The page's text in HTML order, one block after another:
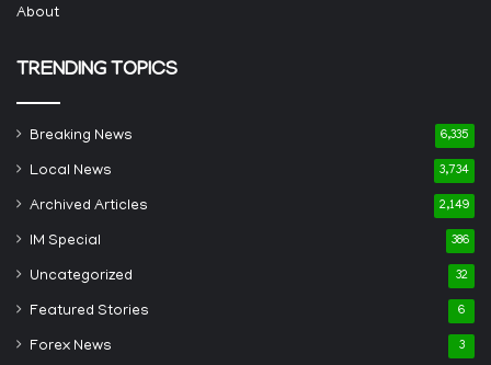
About
TRENDING TOPICS
Breaking News 6,335
Local News 3,734
Archived Articles 2,149
IM Special 386
Uncategorized 32
Featured Stories 6
Forex News 3